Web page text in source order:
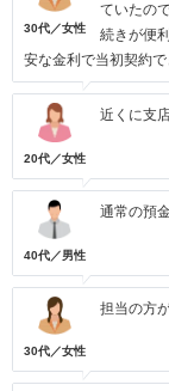
30代／女性
ていたの
続きが便
安な金利で当初契約で
20代／女性
近くに支
40代／男性
通常の預
30代／女性
担当の方